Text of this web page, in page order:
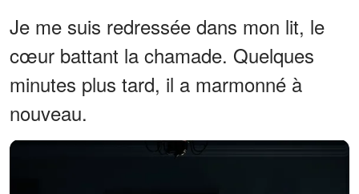
Je me suis redressée dans mon lit, le
cœur battant la chamade. Quelques
minutes plus tard, il a marmonné à
nouveau.